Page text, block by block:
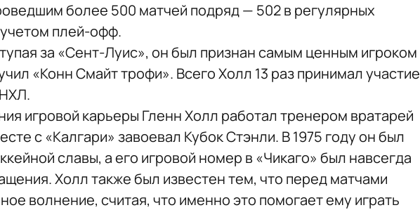
более 500 матчей подряд — 502 в регулярных
плей-офф.
за «Сент-Луис», он был признан самым ценным игроком
«Конн Смайт трофи». Всего Холл 13 раз принимал участие
игровой карьеры Гленн Холл работал тренером вратарей
с «Калгари» завоевал Кубок Стэнли. В 1975 году он был
славы, а его игровой номер в «Чикаго» был навсегда
Холл также был известен тем, что перед матчами
волнение, считая, что именно это помогает ему играть